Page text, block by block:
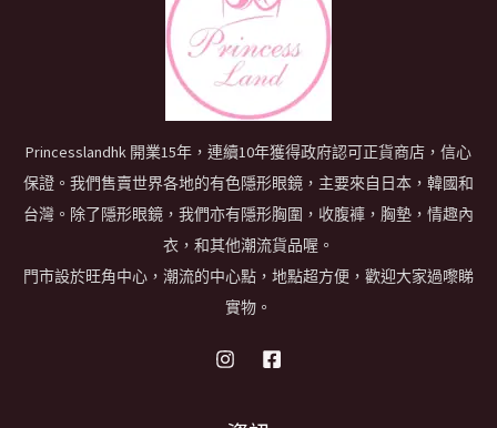
Princesslandhk 開業15年，連續10年獲得政府認可正貨商店，信心
保證。我們售賣世界各地的有色隱形眼鏡，主要來自日本，韓國和
台灣。除了隱形眼鏡，我們亦有隱形胸圍，收腹褲，胸墊，情趣內
衣，和其他潮流貨品喔。
門市設於旺角中心，潮流的中心點，地點超方便，歡迎大家過嚟睇
實物。